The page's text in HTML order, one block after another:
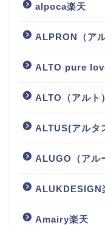
alpoca楽天
ALPRON（ア
ALTO pure
ALTO（アル
ALTUS(アルタ
ALUGO（アル
ALUKDESIGN
Amairy楽天